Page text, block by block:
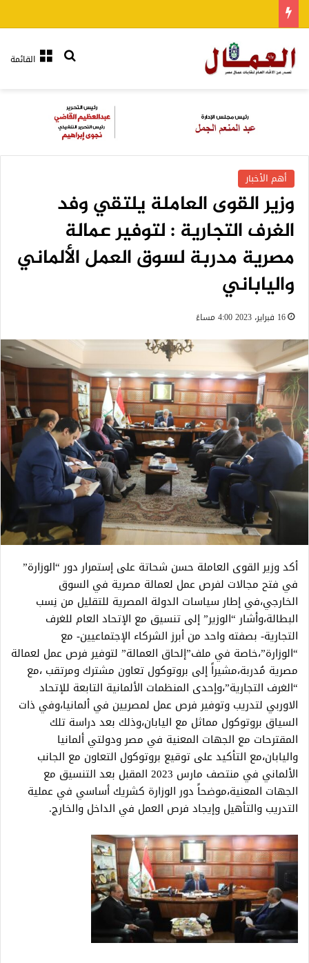
القائمةبحث عن
أهم الأخبار
وزير القوى العاملة يلتقي وفد
الغرف التجارية : لتوفير عمالة
مصرية مدربة لسوق العمل الألماني
والياباني
16 فبراير، 2023 4:00 مساءً
أكد وزير القوى العاملة حسن شحاتة على إستمرار دور “الوزارة”
في فتح مجالات لفرص عمل لعمالة مصرية في السوق
الخارجي،في إطار سياسات الدولة المصرية للتقليل من نِسب
البطالة،وأشار “الوزير” إلى تنسيق مع الإتحاد العام للغرف
التجارية- بصفته واحد من أبرز الشركاء الإجتماعيين- مع
“الوزارة”،خاصة في ملف”إلحاق العمالة” لتوفير فرص عمل لعمالة
مصرية مُدربة،مشيراً إلى بروتوكول تعاون مشترك ومرتقب ،مع
“الغرف التجارية”،وإحدى المنظمات الألمانية التابعة للإتحاد
الاوربي لتدريب وتوفير فرص عمل لمصريين في ألمانيا،وفي ذات
السياق بروتوكول مماثل مع اليابان،وذلك بعد دراسة تلك
المقترحات مع الجهات المعنية في مصر ودولتي ألمانيا
واليابان،مع التأكيد على توقيع بروتوكول التعاون مع الجانب
الألماني في منتصف مارس 2023 المقبل بعد التنسيق مع
الجهات المعنية،موضحاً دور الوزارة كشريك أساسي في عملية
التدريب والتأهيل وإيجاد فرص العمل في الداخل والخارج.